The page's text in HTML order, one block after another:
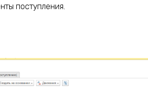
поступления.